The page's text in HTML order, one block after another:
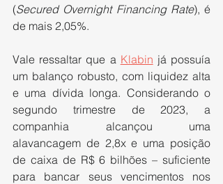
(Secured Overnight Financing Rate), é
de mais 2,05%.
Vale ressaltar que a Klabin já possuía
um balanço robusto, com liquidez alta
e uma dívida longa. Considerando o
segundo trimestre de 2023, a
companhia alcançou uma
alavancagem de 2,8x e uma posição
de caixa de R$ 6 bilhões – suficiente
para bancar seus vencimentos nos